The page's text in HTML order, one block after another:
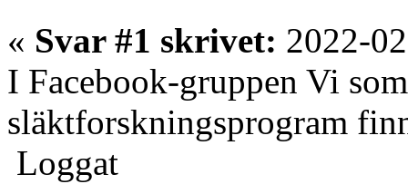
« Svar #1 skrivet: 2022-
I Facebook-gruppen Vi
släktforskningsprogram
Loggat